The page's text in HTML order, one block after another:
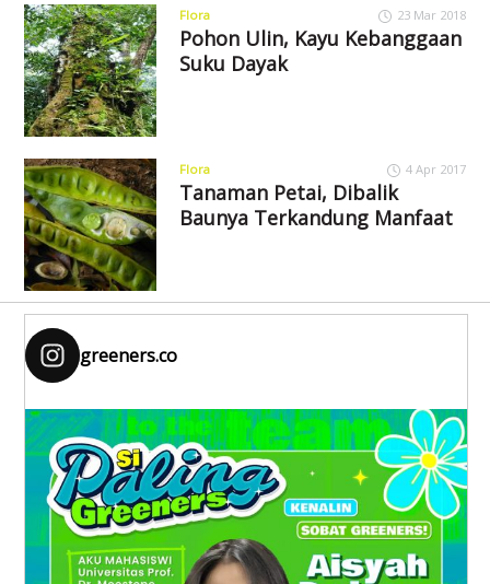
Flora 23 Mar 2018
Pohon Ulin, Kayu Kebanggaan
Suku Dayak
Flora 4 Apr 2017
Tanaman Petai, Dibalik
Baunya Terkandung Manfaat
greeners.co